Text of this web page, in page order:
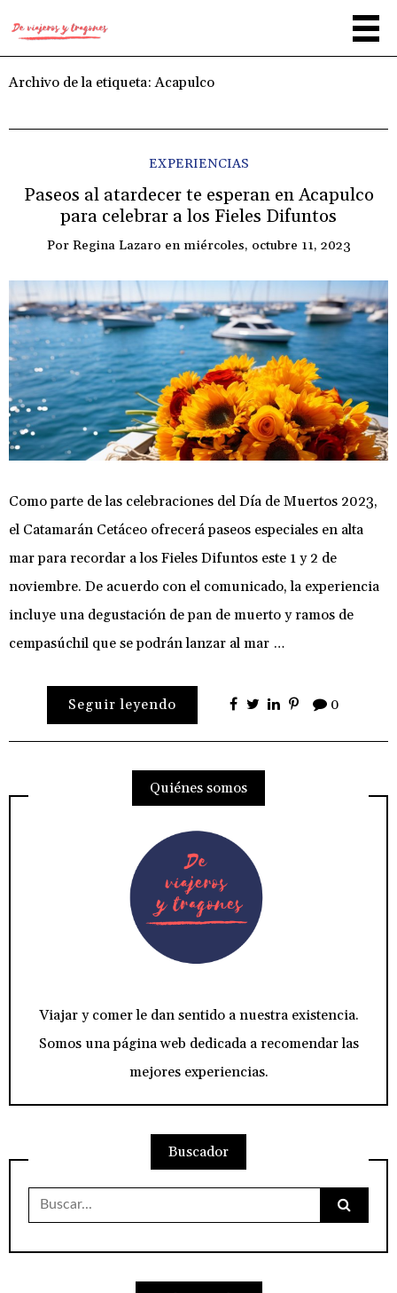
Archivo de la etiqueta:Acapulco
EXPERIENCIAS
Paseos al atardecer te esperan en Acapulco
para celebrar a los Fieles Difuntos
Por Regina Lazaro enmiércoles, octubre 11, 2023
Como parte de las celebraciones del Día de Muertos 2023,
el Catamarán Cetáceo ofrecerá paseos especiales en alta
mar para recordar a los Fieles Difuntos este 1 y 2 de
noviembre. De acuerdo con el comunicado, la experiencia
incluye una degustación de pan de muerto y ramos de
cempasúchil que se podrán lanzar al mar …
Seguir leyendo 0
Quiénes somos
Viajar y comer le dan sentido a nuestra existencia.
Somos una página web dedicada a recomendar las
mejores experiencias.
Buscador
Buscar: